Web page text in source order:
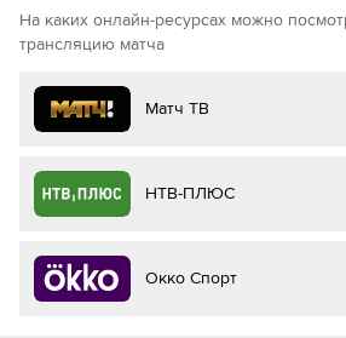
На каких онлайн-ресурсах можно
трансляцию матча
Матч ТВ
Как смотреть бесплатно
Матч ТВ
Инструкция
Перейдите на сайт МАТЧ ТВ
НТВ-ПЛЮС
Как смотреть бесплатно
на НТВ ПЛЮС
Окко Спорт